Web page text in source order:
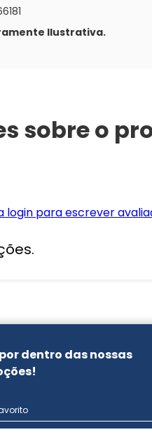
Ilustrativa.
sobre o
login para escrever
dentro das nossas